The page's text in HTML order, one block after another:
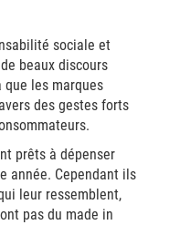
sociale et
beaux discours
les marques
des gestes forts
prêts à dépenser
année. Cependant ils
leur ressemblent,
pas du made in